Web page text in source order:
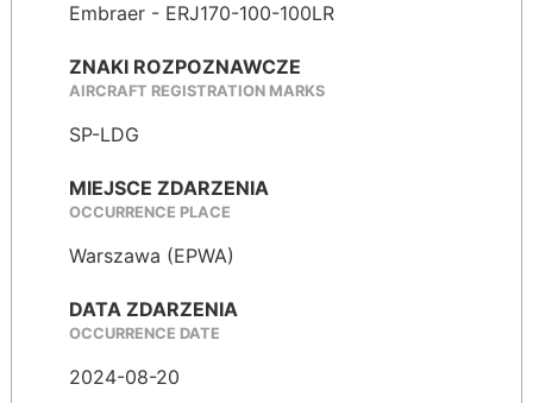
Embraer - ERJ170-100-100LR
ZNAKI ROZPOZNAWCZE
AIRCRAFT REGISTRATION MARKS
SP-LDG
MIEJSCE ZDARZENIA
OCCURRENCE PLACE
Warszawa (EPWA)
DATA ZDARZENIA
OCCURRENCE DATE
2024-08-20